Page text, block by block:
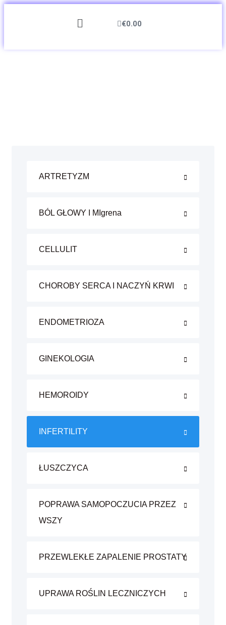
€0.00
ARTRETYZM
BÓL GŁOWY I MIgrena
CELLULIT
CHOROBY SERCA I NACZYŃ KRWI
ENDOMETRIOZA
GINEKOLOGIA
HEMOROIDY
INFERTILITY
ŁUSZCZYCA
POPRAWA SAMOPOCZUCIA PRZEZ
WSZY
PRZEWLEKŁE ZAPALENIE PROSTATY
UPRAWA ROŚLIN LECZNICZYCH